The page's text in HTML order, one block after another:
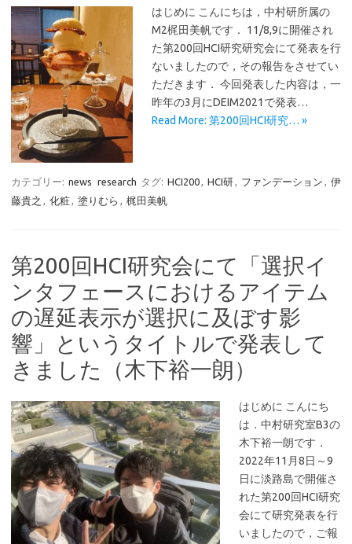
はじめに こんにちは，中村研所属の
M2梶田美帆です． 11/8,9に開催され
た第200回HCI研究研究会にて発表を行
ないましたので，その報告をさせてい
ただきます． 今回発表した内容は，一
昨年の3月にDEIM2021で発表…
Read More: 第200回HCI研究… »
カテゴリー: news research タグ: HCI200, HCI研, ファンデーション , 伊
藤貴之 , 化粧, 塗りむら , 梶田美帆
第200回HCI研究会にて「選択イ
ンタフェースにおけるアイテム
の遅延表示が選択に及ぼす影
響」というタイトルで発表して
きました（木下裕一朗）
はじめに こんにち
は．中村研究室B3の
木下裕一朗です．
2022年11月8日～9
日に淡路島で開催さ
れた第200回HCI研究
会にて研究発表を行
いましたので，ご報